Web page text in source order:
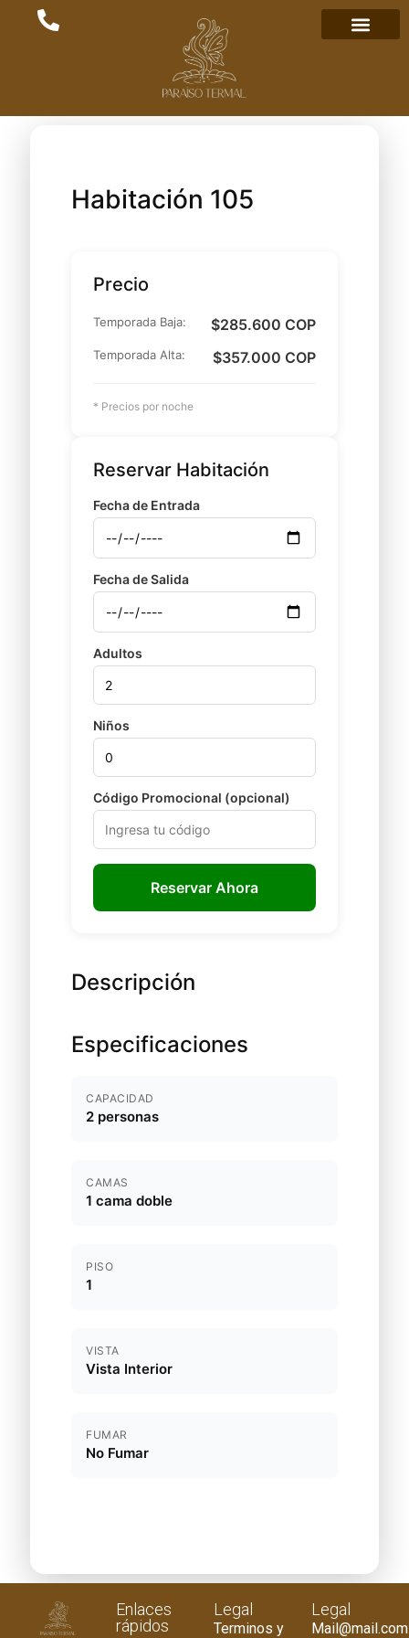
Habitación 105
Descripción
Especificaciones
CAPACIDAD
2 personas
CAMAS
1 cama doble
PISO
1
VISTA
Vista Interior
FUMAR
No Fumar
Precio
Temporada Baja: $285.600 COP
Temporada Alta: $357.000 COP
* Precios por noche
Reservar Habitación
Fecha de Entrada
Fecha de Salida
Adultos
Niños
Código Promocional (opcional)
Reservar Ahora
Enlaces
rápidos
Legal
Terminos y
Legal
Mail@mail.com